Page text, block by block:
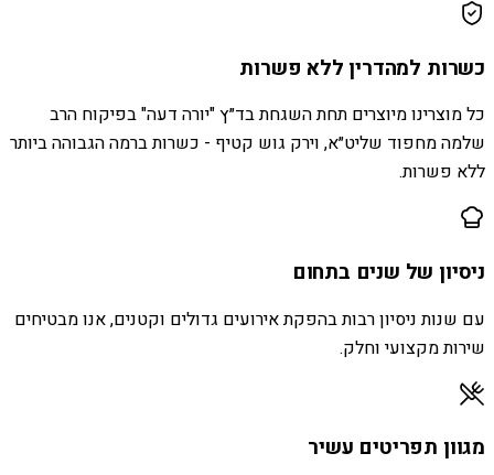
כשרות למהדרין ללא פשרות
כל מוצרינו מיוצרים תחת השגחת בד״ץ "יורה דעה" בפיקוח הרב
שלמה מחפוד שליט״א, וירק גוש קטיף - כשרות ברמה הגבוהה ביותר
ללא פשרות.
ניסיון של שנים בתחום
עם שנות ניסיון רבות בהפקת אירועים גדולים וקטנים, אנו מבטיחים
שירות מקצועי וחלק.
מגוון תפריטים עשיר